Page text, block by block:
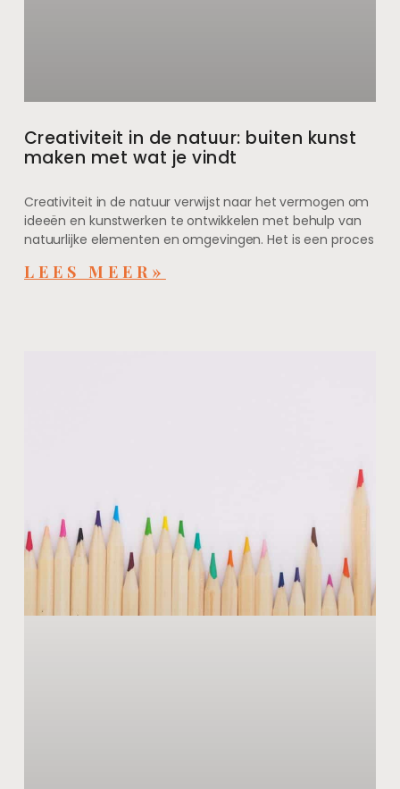
Creativiteit in de natuur: buiten kunst
maken met wat je vindt
Creativiteit in de natuur verwijst naar het vermogen om
ideeën en kunstwerken te ontwikkelen met behulp van
natuurlijke elementen en omgevingen. Het is een proces
LEES MEER»